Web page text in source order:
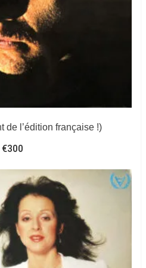
de l’édition française !)
€300